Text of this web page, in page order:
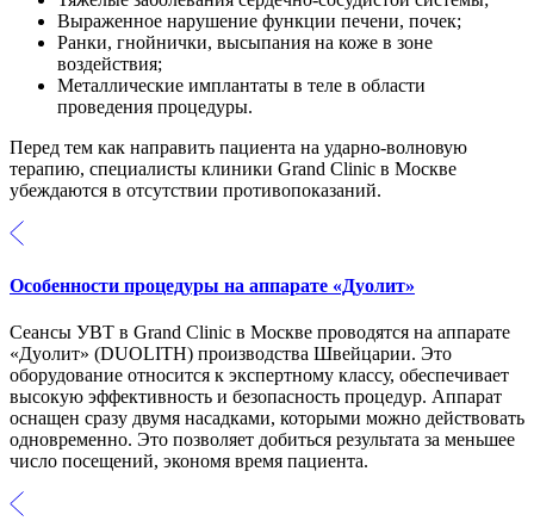
Выраженное нарушение функции печени, почек;
Ранки, гнойнички, высыпания на коже в зоне
воздействия;
Металлические имплантаты в теле в области
проведения процедуры.
Перед тем как направить пациента на ударно-волновую
терапию, специалисты клиники Grand Clinic в Москве
убеждаются в отсутствии противопоказаний.
Особенности процедуры на аппарате «Дуолит»
Сеансы УВТ в Grand Clinic в Москве проводятся на аппарате
«Дуолит» (DUOLITH) производства Швейцарии. Это
оборудование относится к экспертному классу, обеспечивает
высокую эффективность и безопасность процедур. Аппарат
оснащен сразу двумя насадками, которыми можно действовать
одновременно. Это позволяет добиться результата за меньшее
число посещений, экономя время пациента.